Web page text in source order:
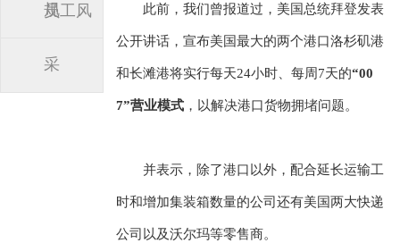
规
员工风
采
此前，我们曾报道过，美国总统拜登发表
公开讲话，宣布美国最大的两个港口洛杉矶港
和长滩港将实行每天24小时、每周7天的“00
7”营业模式，以解决港口货物拥堵问题。
并表示，除了港口以外，配合延长运输工
时和增加集装箱数量的公司还有美国两大快递
公司以及沃尔玛等零售商。